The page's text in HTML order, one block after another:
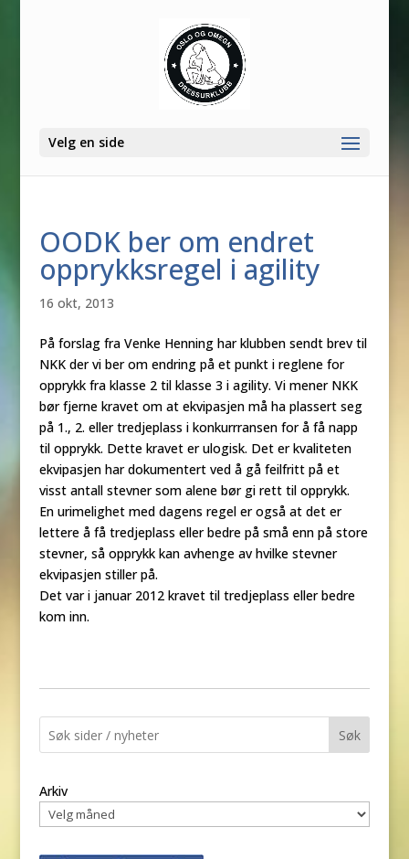
Velg en side
OODK ber om endret
opprykksregel i agility
16 okt, 2013
På forslag fra Venke Henning har klubben sendt brev til
NKK der vi ber om endring på et punkt i reglene for
opprykk fra klasse 2 til klasse 3 i agility. Vi mener NKK
bør fjerne kravet om at ekvipasjen må ha plassert seg
på 1., 2. eller tredjeplass i konkurrransen for å få napp
til opprykk. Dette kravet er ulogisk. Det er kvaliteten
ekvipasjen har dokumentert ved å gå feilfritt på et
visst antall stevner som alene bør gi rett til opprykk.
En urimelighet med dagens regel er også at det er
lettere å få tredjeplass eller bedre på små enn på store
stevner, så opprykk kan avhenge av hvilke stevner
ekvipasjen stiller på.
Det var i januar 2012 kravet til tredjeplass eller bedre
kom inn.
Søk
Arkiv